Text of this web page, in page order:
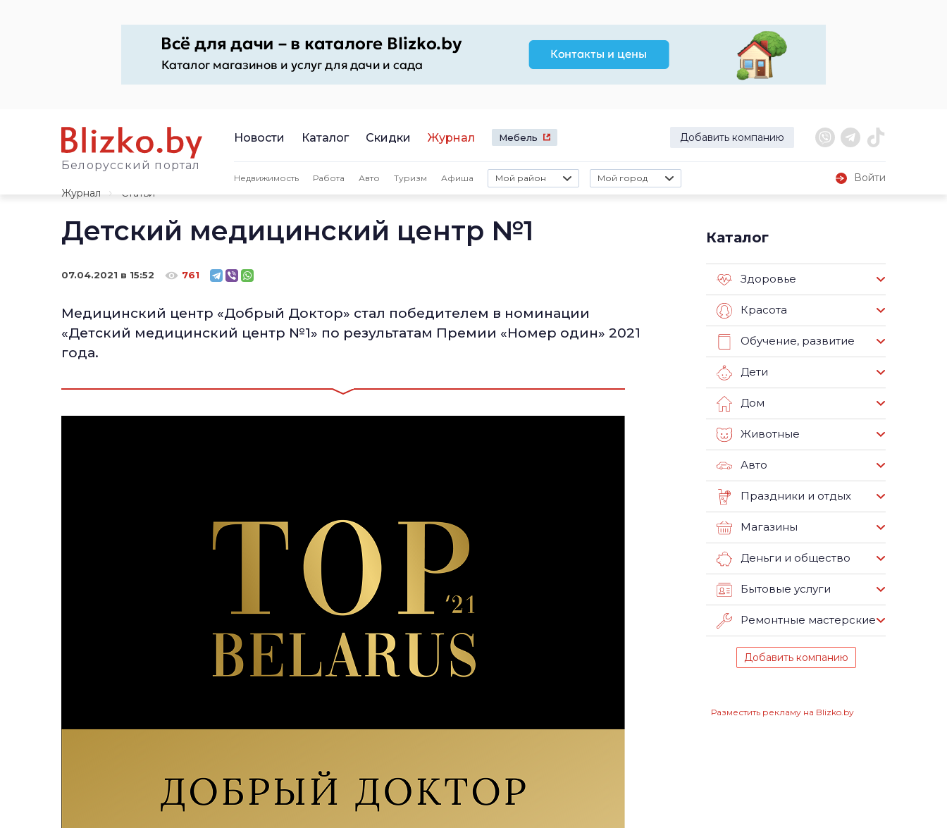
Белорусский портал
Новости Каталог Скидки Журнал Мебель Добавить компанию
Недвижимость Работа Авто Туризм Афиша Мой район Мой город
Войти
Журнал
Статьи
Детский медицинский центр №1
07.04.2021 в 15:52 761
Медицинский центр «Добрый Доктор» стал победителем в номинации
«Детский медицинский центр №1» по результатам Премии «Номер один» 2021
года.
Каталог
Здоровье
Красота
Обучение, развитие
Дети
Дом
Животные
Авто
Праздники и отдых
Магазины
Деньги и общество
Бытовые услуги
Ремонтные мастерские
Добавить компанию
Разместить рекламу на Blizko.by